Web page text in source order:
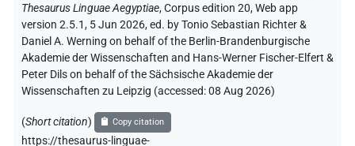
Thesaurus Linguae Aegyptiae,Corpus edition 20, Web app
version 2.5.1, 5 Jun 2026, ed. by Tonio Sebastian Richter &
Daniel A. Werning on behalf of the Berlin-Brandenburgische
Akademie der Wissenschaften and Hans-Werner Fischer-Elfert &
Peter Dils on behalf of the Sächsische Akademie der
Wissenschaften zu Leipzig (accessed:08 Aug 2026)
(Short citation) Copy citation
https://thesaurus-linguae-